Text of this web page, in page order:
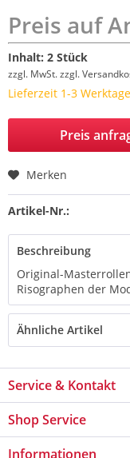
Preis auf
Inhalt: 2 Stück
zzgl. MwSt.zzgl.
Lieferzeit 1-3 Werktage
Preis
Merken
Artikel-Nr.:
Beschreibung
Original-
Risographen der
Ähnliche Artikel
Service & Kontakt
Shop Service
Informationen